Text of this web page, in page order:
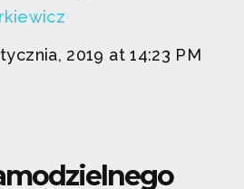
2019 at 14:23 PM